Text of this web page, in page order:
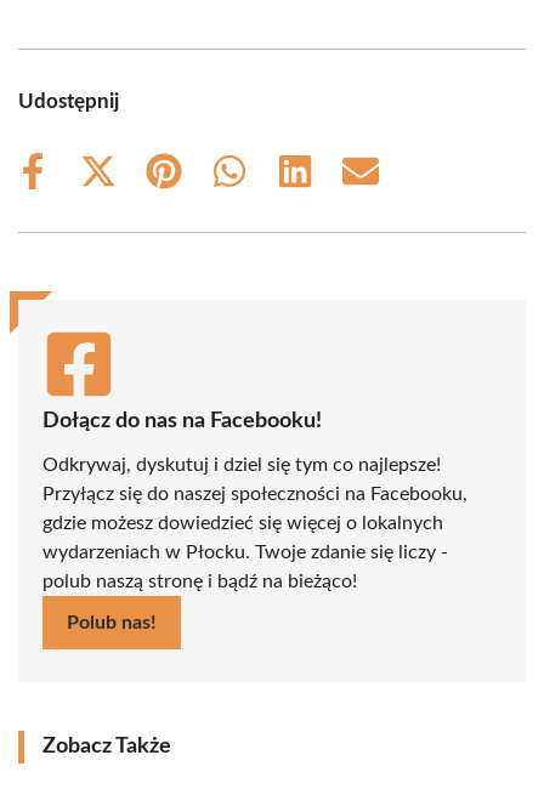
Udostępnij
Share
Share
(Twitter)
Share
Share
Share
Share
Dołącz do nas na Facebooku!
Odkrywaj, dyskutuj i dziel się tym co najlepsze!
Przyłącz się do naszej społeczności na Facebooku,
gdzie możesz dowiedzieć się więcej o lokalnych
wydarzeniach w Płocku. Twoje zdanie się liczy -
polub naszą stronę i bądź na bieżąco!
Polub nas!
Zobacz Także